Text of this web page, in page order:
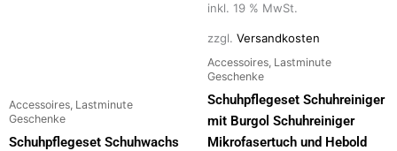
Accessoires, Lastminute
Geschenke
Schuhpflegeset Schuhwachs
inkl. 19 % MwSt.
zzgl. Versandkosten
Accessoires, Lastminute
Geschenke
Schuhpflegeset Schuhreiniger
mit Burgol Schuhreiniger
Mikrofasertuch und Hebold